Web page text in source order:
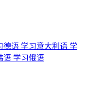
德语 学习意大利语 学
语 学习俄语